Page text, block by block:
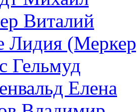
Виталий
Лидия
Гельмуд
Елена